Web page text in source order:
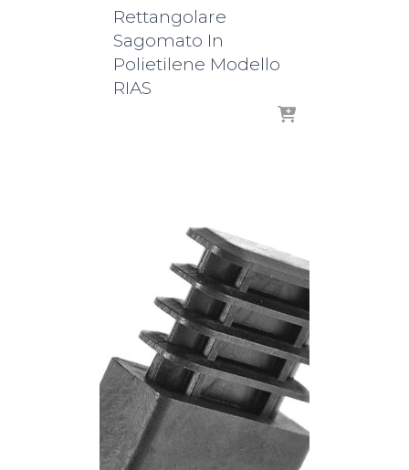
Rettangolare
Sagomato In
Polietilene Modello
RIAS